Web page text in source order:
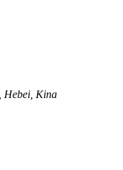
Hebei, Kina